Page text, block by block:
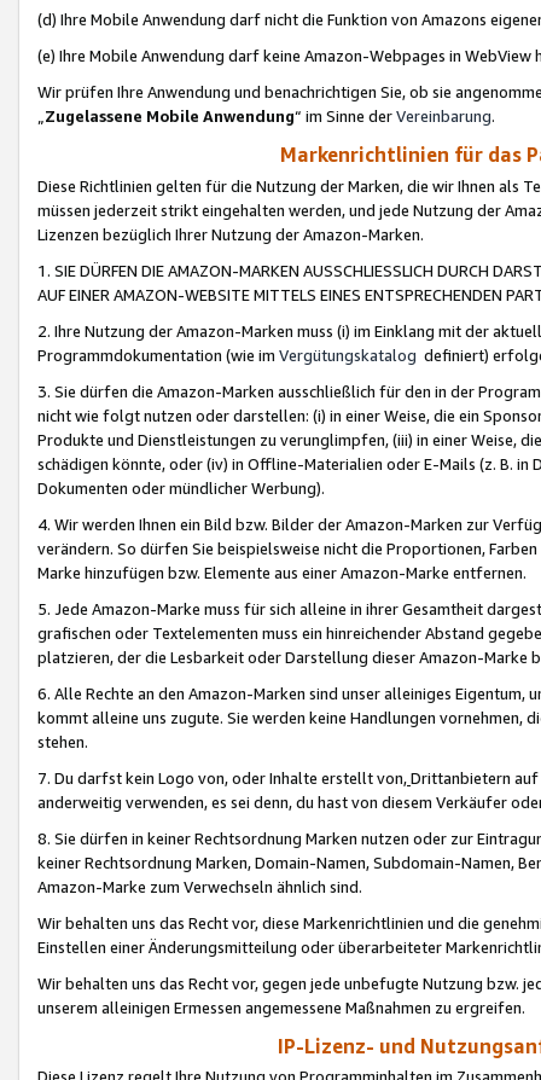
(d) Ihre Mobile Anwendung darf nicht die Funktion von Amazons
(e) Ihre Mobile Anwendung darf keine Amazon-Webpages in WebView
Wir prüfen Ihre Anwendung und benachrichtigen Sie, ob sie
„Zugelassene Mobile Anwendung“ im Sinne derVereinbarung.
Markenrichtlinien für das
Diese Richtlinien gelten für die Nutzung der Marken, die wir Ihnen als
müssen jederzeit strikt eingehalten werden, und jede Nutzung der
Lizenzen bezüglich Ihrer Nutzung der Amazon-Marken.
1. SIE DÜRFEN DIE AMAZON-MARKEN AUSSCHLIESSLICH DURCH
AUF EINER AMAZON-WEBSITE MITTELS EINES ENTSPRECHENDEN
2. Ihre Nutzung der Amazon-Marken muss (i) im Einklang mit der
Programmdokumentation (wie im Vergütungskatalog definiert)
3. Sie dürfen die Amazon-Marken ausschließlich für den in der
nicht wie folgt nutzen oder darstellen: (i) in einer Weise, die ein
Produkte und Dienstleistungen zu verunglimpfen, (iii) in einer Weise,
schädigen könnte, oder (iv) in Offline-Materialien oder E-Mails (z. B. in
Dokumenten oder mündlicher Werbung).
4. Wir werden Ihnen ein Bild bzw. Bilder der Amazon-Marken zur
verändern. So dürfen Sie beispielsweise nicht die Proportionen,
Marke hinzufügen bzw. Elemente aus einer Amazon-Marke entfernen.
5. Jede Amazon-Marke muss für sich alleine in ihrer Gesamtheit
grafischen oder Textelementen muss ein hinreichender Abstand
platzieren, der die Lesbarkeit oder Darstellung dieser Amazon-Marke
6. Alle Rechte an den Amazon-Marken sind unser alleiniges
kommt alleine uns zugute. Sie werden keine Handlungen vornehmen,
stehen.
7. Du darfst kein Logo von, oder Inhalte erstellt von,Drittanbietern auf
anderweitig verwenden, es sei denn, du hast von diesem Verkäufer
8. Sie dürfen in keiner Rechtsordnung Marken nutzen oder zur
keiner Rechtsordnung Marken, Domain-Namen, Subdomain-Namen,
Amazon-Marke zum Verwechseln ähnlich sind.
Wir behalten uns das Recht vor, diese Markenrichtlinien und die
Einstellen einer Änderungsmitteilung oder überarbeiteter
Wir behalten uns das Recht vor, gegen jede unbefugte Nutzung bzw.
unserem alleinigen Ermessen angemessene Maßnahmen zu ergreifen.
IP-Lizenz- und
Diese Lizenz regelt Ihre Nutzung von Programminhalten im